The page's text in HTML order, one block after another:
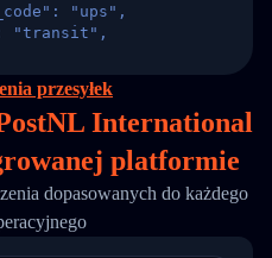
"ups",
"transit",
2,
"",
[
"2017-03-08 04: 22: 00",
"Departed
przesyłek
International
platformie
dopasowanych do każdego